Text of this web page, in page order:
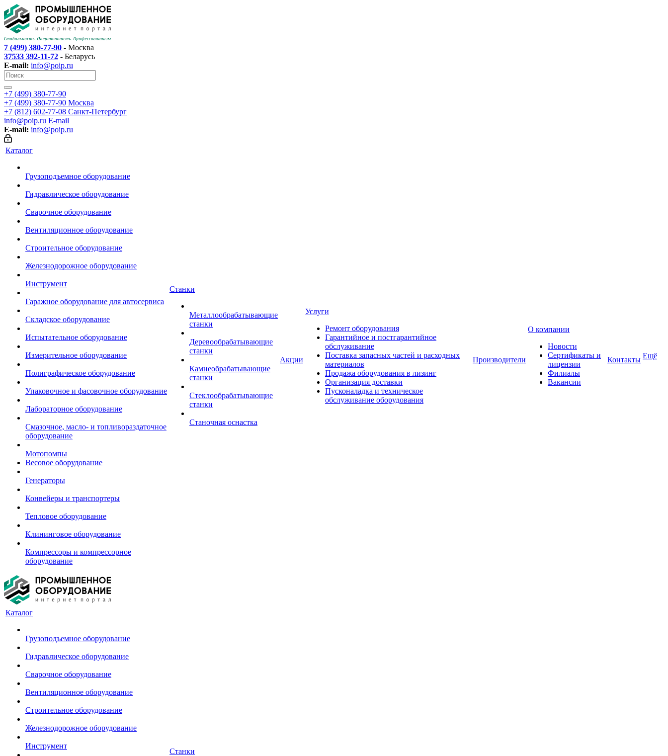
7 (499) 380-77-90 - Москва
37533 392-11-72 - Беларусь
E-mail: info@poip.ru
+7 (499) 380-77-90
+7 (499) 380-77-90 Москва
+7 (812) 602-77-08 Санкт-Петербург
info@poip.ru E-mail
E-mail: info@poip.ru
Каталог
Грузоподъемное оборудование
Гидравлическое оборудование
Сварочное оборудование
Вентиляционное оборудование
Строительное оборудование
Железнодорожное оборудование
Инструмент
Гаражное оборудование для автосервиса
Складское оборудование
Испытательное оборудование
Измерительное оборудование
Полиграфическое оборудование
Упаковочное и фасовочное оборудование
Лабораторное оборудование
Смазочное, масло- и топливораздаточное
оборудование
Мотопомпы
Весовое оборудование
Генераторы
Конвейеры и транспортеры
Тепловое оборудование
Клининговое оборудование
Компрессоры и компрессорное
оборудование
Станки
Металлообрабатывающие
станки
Деревообрабатывающие
станки
Камнеобрабатывающие
станки
Стеклообрабатывающие
станки
Станочная оснастка
Акции
Услуги
Ремонт оборудования
Гарантийное и постгарантийное
обслуживание
Поставка запасных частей и расходных
материалов
Продажа оборудования в лизинг
Организация доставки
Пусконаладка и техническое
обслуживание оборудования
Производители
О компании
Новости
Сертификаты и
лицензии
Филиалы
Вакансии
Контакты Ещё
Каталог
Грузоподъемное оборудование
Гидравлическое оборудование
Сварочное оборудование
Вентиляционное оборудование
Строительное оборудование
Железнодорожное оборудование
Инструмент
Станки